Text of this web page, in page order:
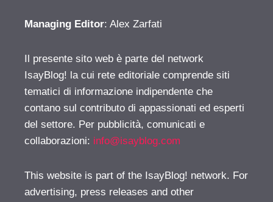
Managing Editor: Alex Zarfati
Il presente sito web è parte del network
IsayBlog! la cui rete editoriale comprende siti
tematici di informazione indipendente che
contano sul contributo di appassionati ed esperti
del settore. Per pubblicità, comunicati e
collaborazioni: info@isayblog.com
This website is part of the IsayBlog! network. For
advertising, press releases and other